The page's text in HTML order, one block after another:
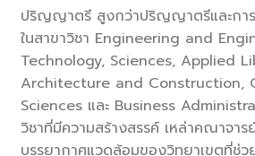
ปริญญาตรี สูงกว่าปริญญาตรีและกา
ในสาขาวิชา Engineering and
Technology, Sciences, Applied
Architecture and Construction,
Sciences และ Business
วิชาที่มีความสร้างสรรค์ เหล่าคณาจาร
บรรยากาศแวดล้อมของวิทยาเขตที่ช่ว